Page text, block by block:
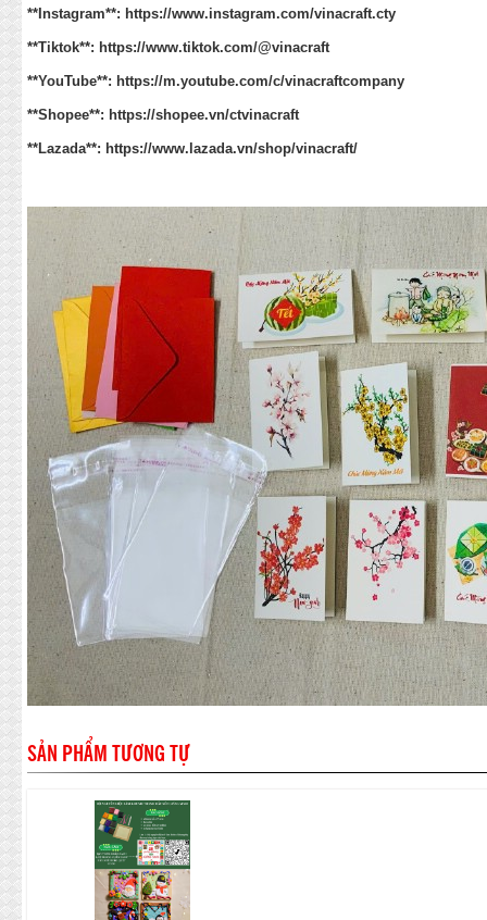
**Instagram**: https://www.instagram.com/vinacraft.cty
**Tiktok**: https://www.tiktok.com/@vinacraft
**YouTube**: https://m.youtube.com/c/vinacraftcompany
**Shopee**: https://shopee.vn/ctvinacraft
**Lazada**: https://www.lazada.vn/shop/vinacraft/
SẢN PHẨM TƯƠNG TỰ